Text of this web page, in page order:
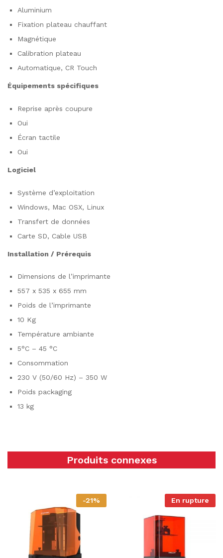
Aluminium
Fixation plateau chauffant
Magnétique
Calibration plateau
Automatique, CR Touch
Équipements spécifiques
Reprise après coupure
Oui
Écran tactile
Oui
Logiciel
Système d’exploitation
Windows, Mac OSX, Linux
Transfert de données
Carte SD, Cable USB
Installation / Prérequis
Dimensions de l’imprimante
557 x 535 x 655 mm
Poids de l’imprimante
10 Kg
Température ambiante
5°C – 45 °C
Consommation
230 V (50/60 Hz) – 350 W
Poids packaging
13 kg
Produits connexes
-21% En rupture